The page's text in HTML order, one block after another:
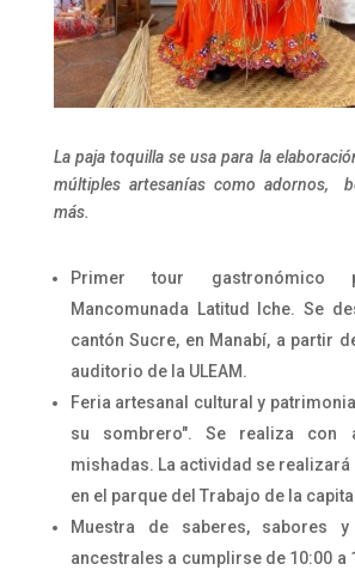
La paja toquilla se usa para la
múltiples artesanías como adornos,
más.
Primer tour
Mancomunada Latitud Iche. Se
cantón Sucre, en Manabí, a partir
auditorio de la ULEAM.
Feria artesanal cultural y
su sombrero". Se realiza con
mishadas. La actividad se realizará
en el parque del Trabajo de la
Muestra de saberes, sabores y
ancestrales a cumplirse de 10:00 a